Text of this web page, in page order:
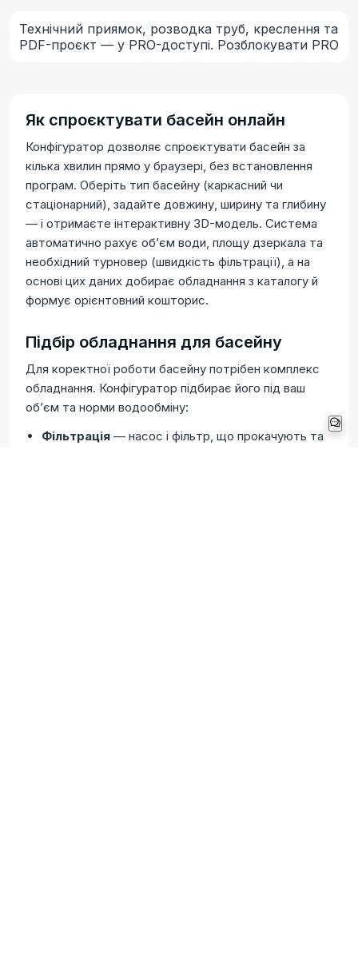
Технічний приямок, розводка труб, креслення та
PDF-проєкт — у PRO-доступі. Розблокувати PRO
Як спроєктувати басейн онлайн
Конфігуратор дозволяє спроєктувати басейн за
кілька хвилин прямо у браузері, без встановлення
програм. Оберіть тип басейну (каркасний чи
стаціонарний), задайте довжину, ширину та глибину
— і отримаєте інтерактивну 3D-модель. Система
автоматично рахує обʼєм води, площу дзеркала та
необхідний турновер (швидкість фільтрації), а на
основі цих даних добирає обладнання з каталогу й
формує орієнтовний кошторис.
Підбір обладнання для басейну
Для коректної роботи басейну потрібен комплекс
обладнання. Конфігуратор підбирає його під ваш
обʼєм та норми водообміну:
Фільтрація — насос і фільтр, що прокачують та